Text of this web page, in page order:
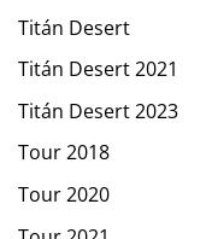
Titán Desert
Titán Desert 2021
Titán Desert 2023
Tour 2018
Tour 2020